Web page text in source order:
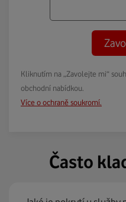
Kliknutím na „Zavolejte mi“
obchodní nabídkou.
Více o ochraně soukromí.
Často